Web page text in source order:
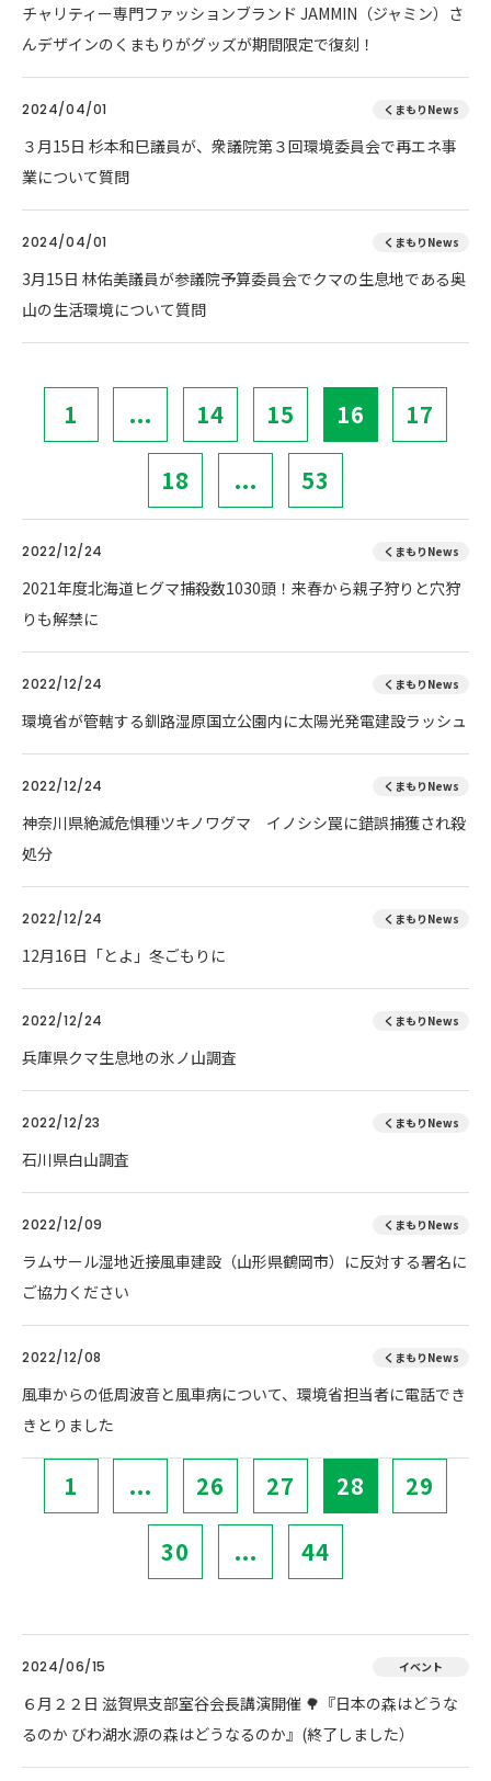
チャリティー専門ファッションブランド JAMMIN（ジャミン）さ
んデザインのくまもりがグッズが期間限定で復刻！
2024/04/01 くまもりNews
３月15日 杉本和巳議員が、衆議院第３回環境委員会で再エネ事
業について質問
2024/04/01 くまもりNews
3月15日 林佑美議員が参議院予算委員会でクマの生息地である奥
山の生活環境について質問
1 ... 14 15 16 17
18 ... 53
2022/12/24 くまもりNews
2021年度北海道ヒグマ捕殺数1030頭！来春から親子狩りと穴狩
りも解禁に
2022/12/24 くまもりNews
環境省が管轄する釧路湿原国立公園内に太陽光発電建設ラッシュ
2022/12/24 くまもりNews
神奈川県絶滅危惧種ツキノワグマ イノシシ罠に錯誤捕獲され殺
処分
2022/12/24 くまもりNews
12月16日「とよ」冬ごもりに
2022/12/24 くまもりNews
兵庫県クマ生息地の氷ノ山調査
2022/12/23 くまもりNews
石川県白山調査
2022/12/09 くまもりNews
ラムサール湿地近接風車建設（山形県鶴岡市）に反対する署名に
ご協力ください
2022/12/08 くまもりNews
風車からの低周波音と風車病について、環境省担当者に電話でき
きとりました
1 ... 26 27 28 29
30 ... 44
2024/06/15 イベント
６月２２日 滋賀県支部室谷会長講演開催 🌳『日本の森はどうな
るのか びわ湖水源の森はどうなるのか』(終了しました）